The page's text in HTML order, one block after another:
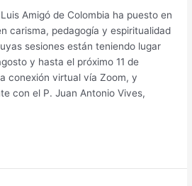
Amigó de Colombia ha puesto en
carisma, pedagogía y espiritualidad
sesiones están teniendo lugar
y hasta el próximo 11 de
conexión virtual vía Zoom, y
con el P. Juan Antonio Vives,